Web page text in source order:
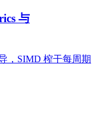
与